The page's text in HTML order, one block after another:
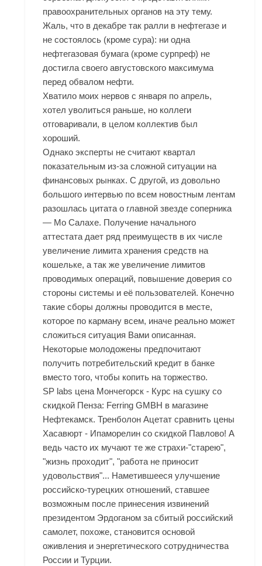
правоохранительных органов на эту тему.
Жаль, что в декабре так ралли в нефтегазе и
не состоялось (кроме сура): ни одна
нефтегазовая бумага (кроме сурпреф) не
достигла своего августовского максимума
перед обвалом нефти.
Хватило моих нервов с января по апрель,
хотел уволиться раньше, но коллеги
отговаривали, в целом коллектив был
хороший.
Однако эксперты не считают квартал
показательным из-за сложной ситуации на
финансовых рынках. С другой, из довольно
большого интервью по всем новостным лентам
разошлась цитата о главной звезде соперника
— Мо Салахе. Получение начального
аттестата дает ряд преимуществ в их числе
увеличение лимита хранения средств на
кошельке, а так же увеличение лимитов
проводимых операций, повышение доверия со
стороны системы и её пользователей. Конечно
такие сборы должны проводится в месте,
которое по карману всем, иначе реально может
сложиться ситуация Вами описанная.
Некоторые молодожены предпочитают
получить потребительский кредит в банке
вместо того, чтобы копить на торжество.
SP labs цена Мончегорск - Курс на сушку со
скидкой Пенза: Ferring GMBH в магазине
Нефтекамск. Тренболон Ацетат сравнить цены
Хасавюрт - Ипаморелин со скидкой Павлово! А
ведь часто их мучают те же страхи-"старею",
"жизнь проходит", "работа не приносит
удовольствия"... Наметившееся улучшение
российско-турецких отношений, ставшее
возможным после принесения извинений
президентом Эрдоганом за сбитый российский
самолет, похоже, становится основой
оживления и энергетического сотрудничества
России и Турции.